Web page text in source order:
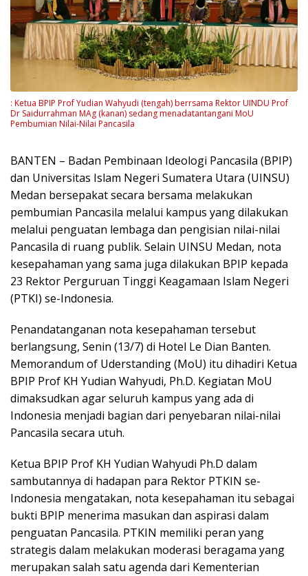
: Ketua BPIP Prof Yudian Wahyudi (tengah) berrsama Rektor UINDU Prof
Dr Saidurrahman MAg (kanan) sedang menadatantangani MoU
Pembumian Nilai-Nilai Pancasila
BANTEN – Badan Pembinaan Ideologi Pancasila (BPIP)
dan Universitas Islam Negeri Sumatera Utara (UINSU)
Medan bersepakat secara bersama melakukan
pembumian Pancasila melalui kampus yang dilakukan
melalui penguatan lembaga dan pengisian nilai-nilai
Pancasila di ruang publik. Selain UINSU Medan, nota
kesepahaman yang sama juga dilakukan BPIP kepada
23 Rektor Perguruan Tinggi Keagamaan Islam Negeri
(PTKI) se-Indonesia.
Penandatanganan nota kesepahaman tersebut
berlangsung, Senin (13/7) di Hotel Le Dian Banten.
Memorandum of Uderstanding (MoU) itu dihadiri Ketua
BPIP Prof KH Yudian Wahyudi, Ph.D. Kegiatan MoU
dimaksudkan agar seluruh kampus yang ada di
Indonesia menjadi bagian dari penyebaran nilai-nilai
Pancasila secara utuh.
Ketua BPIP Prof KH Yudian Wahyudi Ph.D dalam
sambutannya di hadapan para Rektor PTKIN se-
Indonesia mengatakan, nota kesepahaman itu sebagai
bukti BPIP menerima masukan dan aspirasi dalam
penguatan Pancasila. PTKIN memiliki peran yang
strategis dalam melakukan moderasi beragama yang
merupakan salah satu agenda dari Kementerian